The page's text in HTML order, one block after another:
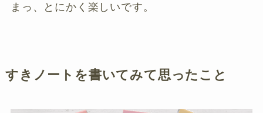
まっ、とにかく楽しいです。
すきノートを書いてみて思ったこと